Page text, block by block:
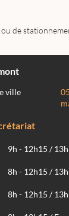
de
ville
9h - 12h15 /
8h - 12h15 /
8h - 12h15 /